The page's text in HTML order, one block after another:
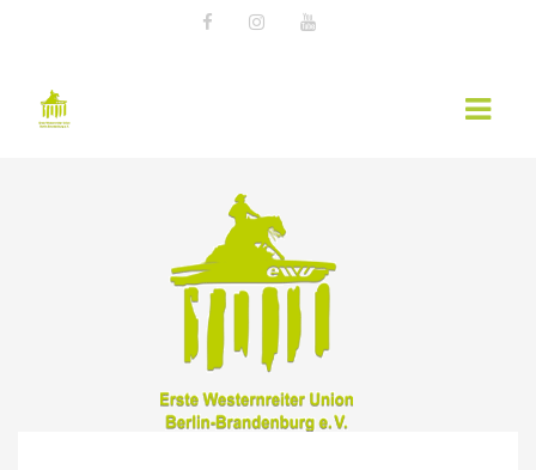
KURSÜBERSICHT 2026 – EWU BERLIN-
BRANDENBURG